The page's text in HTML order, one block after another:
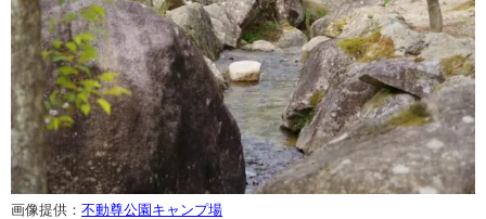
画像提供： 不動尊公園キャンプ場